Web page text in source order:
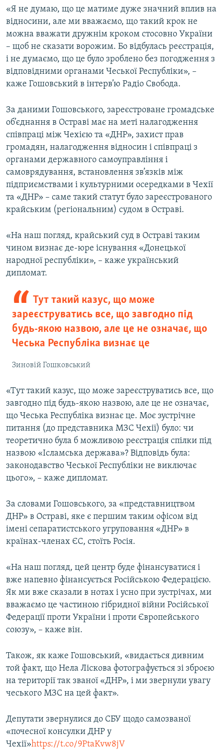
«Я не думаю, що це матиме дуже значний вплив на
відносини, але ми вважаємо, що такий крок не
можна вважати дружнім кроком стосовно України
– щоб не сказати ворожим. Бо відбулась реєстрація,
і не думаємо, що це було зроблено без погодження з
відповідними органами Чеської Республіки», –
каже Гошовський в інтерв’ю Радіо Свобода.
За даними Гошовського, зареєстроване громадське
об’єднання в Остраві має на меті налагодження
співпраці між Чехією та «ДНР», захист прав
громадян, налагодження відносин і співпраці з
органами державного самоуправління і
самоврядування, встановлення зв’язків між
підприємствами і культурними осередками в Чехії
та «ДНР» – саме такий статут було зареєстрованого
крайським (регіональним) судом в Остраві.
«На наш погляд, крайський суд в Остраві таким
чином визнає де-юре існування «Донецької
народної республіки», – каже український
дипломат.
Тут такий казус, що може
зареєструватись все, що завгодно під
будь-якою назвою, але це не означає, що
Чеська Республіка визнає це
Зиновій Гошковський
«Тут такий казус, що може зареєструватись все, що
завгодно під будь-якою назвою, але це не означає,
що Чеська Республіка визнає це. Моє зустрічне
питання (до представника МЗС Чехії) було: чи
теоретично була б можливою реєстрація спілки під
назвою «Ісламська держава»? Відповідь була:
законодавство Чеської Республіки не виключає
цього», – каже дипломат.
За словами Гошовського, за «представництвом
ДНР» в Остраві, яке є першим таким офісом від
імені сепаратистського угруповання «ДНР» в
країнах-членах ЄС, стоїть Росія.
«На наш погляд, цей центр буде фінансуватися і
вже напевно фінансується Російською Федерацією.
Як ми вже сказали в нотах і усно при зустрічах, ми
вважаємо це частиною гібридної війни Російської
Федерації проти України і проти Європейського
союзу», – каже він.
Також, як каже Гошовський, «видається дивним
той факт, що Нела Ліскова фотографується зі зброєю
на території так званої «ДНР», і ми звернули увагу
чеського МЗС на цей факт».
Депутати звернулися до СБУ щодо самозваної
«почесної консулки ДНР у
Чехії»https://t.co/9PtaKvw8jV